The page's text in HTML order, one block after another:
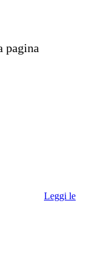
pagina
Leggi le